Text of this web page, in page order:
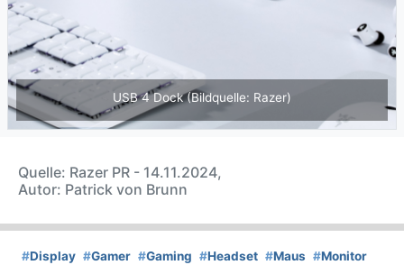
USB 4 Dock (Bildquelle: Razer)
Quelle: Razer PR - 14.11.2024,
Autor: Patrick von Brunn
#Display #Gamer #Gaming #Headset #Maus #Monitor